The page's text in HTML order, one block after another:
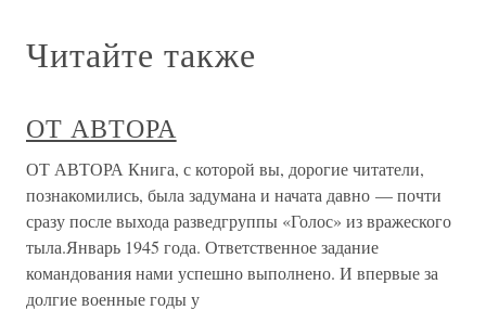
Читайте также
ОТ АВТОРА
ОТ АВТОРА Книга, с которой вы, дорогие читатели,
познакомились, была задумана и начата давно — почти
сразу после выхода разведгруппы «Голос» из вражеского
тыла.Январь 1945 года. Ответственное задание
командования нами успешно выполнено. И впервые за
долгие военные годы у